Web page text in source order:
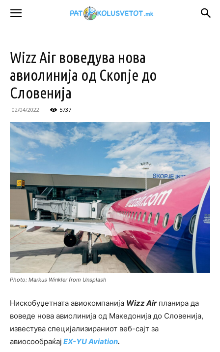
Wizz Air воведува нова
авиолинија од Скопје до
Словенија
02/04/2022 5737
Photo: Markus Winkler from Unsplash
Нискобуџетната авиокомпанија Wizz Airпланира да
воведе нова авиолинија од Македонија до Словенија,
известува специјализираниот веб-сајт за
авиосообраќај EX-YU Aviation.